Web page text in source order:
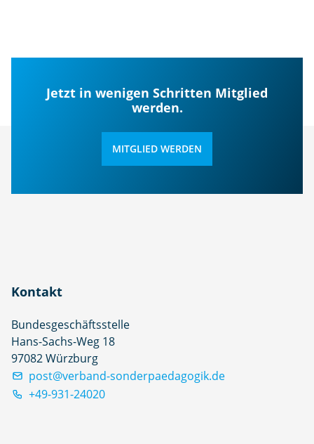
Jetzt in wenigen Schritten Mitglied
werden.
MITGLIED WERDEN
Kontakt
Bundesgeschäftsstelle
Hans-Sachs-Weg 18
97082 Würzburg
post@verband-sonderpaedagogik.de
+49-931-24020